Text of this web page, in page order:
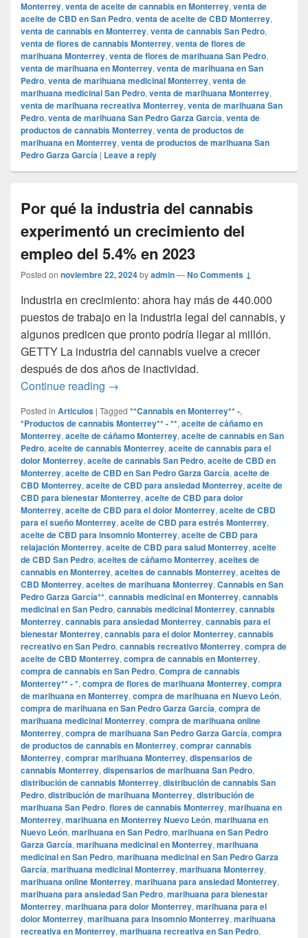
Monterrey, venta de aceite de cannabis en Monterrey, venta de
aceite de CBD en San Pedro, venta de aceite de CBD Monterrey,
venta de cannabis en Monterrey, venta de cannabis San Pedro,
venta de flores de cannabis Monterrey, venta de flores de
marihuana Monterrey, venta de flores de marihuana San Pedro,
venta de marihuana en Monterrey, venta de marihuana en San
Pedro, venta de marihuana medicinal Monterrey, venta de
marihuana medicinal San Pedro, venta de marihuana Monterrey,
venta de marihuana recreativa Monterrey, venta de marihuana San
Pedro, venta de marihuana San Pedro Garza García, venta de
productos de cannabis Monterrey, venta de productos de
marihuana en Monterrey, venta de productos de marihuana San
Pedro Garza García | Leave a reply
Por qué la industria del cannabis
experimentó un crecimiento del
empleo del 5.4% en 2023
Posted on noviembre 22, 2024byadmin—No Comments ↓
Industria en crecimiento: ahora hay más de 440.000
puestos de trabajo en la industria legal del cannabis, y
algunos predicen que pronto podría llegar al millón.
GETTY La industria del cannabis vuelve a crecer
después de dos años de inactividad.
Continue reading Por qué la industria del cannabis
→
Posted in Articulos | Tagged **Cannabis en Monterrey** -,
*Productos de cannabis Monterrey** - **, aceite de cáñamo en
Monterrey, aceite de cáñamo Monterrey, aceite de cannabis en San
Pedro, aceite de cannabis Monterrey, aceite de cannabis para el
dolor Monterrey, aceite de cannabis San Pedro, aceite de CBD en
Monterrey, aceite de CBD en San Pedro Garza García, aceite de
CBD Monterrey, aceite de CBD para ansiedad Monterrey, aceite de
CBD para bienestar Monterrey, aceite de CBD para dolor
Monterrey, aceite de CBD para el dolor Monterrey, aceite de CBD
para el sueño Monterrey, aceite de CBD para estrés Monterrey,
aceite de CBD para insomnio Monterrey, aceite de CBD para
relajación Monterrey, aceite de CBD para salud Monterrey, aceite
de CBD San Pedro, aceites de cáñamo Monterrey, aceites de
cannabis en Monterrey, aceites de cannabis Monterrey, aceites de
CBD Monterrey, aceites de marihuana Monterrey, Cannabis en San
Pedro Garza García**, cannabis medicinal en Monterrey, cannabis
medicinal en San Pedro, cannabis medicinal Monterrey, cannabis
Monterrey, cannabis para ansiedad Monterrey, cannabis para el
bienestar Monterrey, cannabis para el dolor Monterrey, cannabis
recreativo en San Pedro, cannabis recreativo Monterrey, compra de
aceite de CBD Monterrey, compra de cannabis en Monterrey,
compra de cannabis en San Pedro, Compra de cannabis
Monterrey** - *, compra de flores de marihuana Monterrey, compra
de marihuana en Monterrey, compra de marihuana en Nuevo León,
compra de marihuana en San Pedro Garza García, compra de
marihuana medicinal Monterrey, compra de marihuana online
Monterrey, compra de marihuana San Pedro Garza García, compra
de productos de cannabis en Monterrey, comprar cannabis
Monterrey, comprar marihuana Monterrey, dispensarios de
cannabis Monterrey, dispensarios de marihuana San Pedro,
distribución de cannabis Monterrey, distribución de cannabis San
Pedro, distribución de marihuana Monterrey, distribución de
marihuana San Pedro, flores de cannabis Monterrey, marihuana en
Monterrey, marihuana en Monterrey Nuevo León, marihuana en
Nuevo León, marihuana en San Pedro, marihuana en San Pedro
Garza García, marihuana medicinal en Monterrey, marihuana
medicinal en San Pedro, marihuana medicinal en San Pedro Garza
García, marihuana medicinal Monterrey, marihuana Monterrey,
marihuana online Monterrey, marihuana para ansiedad Monterrey,
marihuana para ansiedad San Pedro, marihuana para bienestar
Monterrey, marihuana para dolor Monterrey, marihuana para el
dolor Monterrey, marihuana para insomnio Monterrey, marihuana
recreativa en Monterrey, marihuana recreativa en San Pedro,